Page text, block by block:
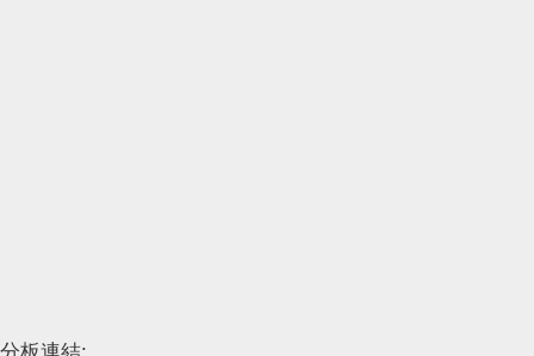
分板連結: